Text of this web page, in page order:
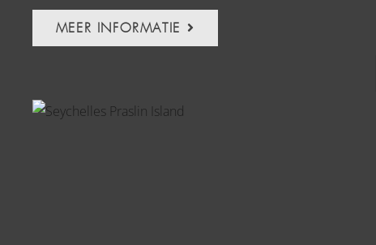
MEER INFORMATIE